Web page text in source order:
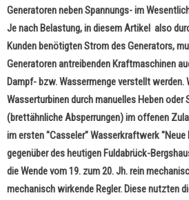
Generatoren neben Spannungs- im
Je nach Belastung, in diesem Artikel also
Kunden benötigten Strom des Generators,
Generatoren antreibenden Kraftmaschinen
Dampf- bzw. Wassermenge verstellt werden.
Wasserturbinen durch manuelles Heben oder
(brettähnliche Absperrungen) im offenen
im ersten "Casseler" Wasserkraftwerk "Neue
gegenüber des heutigen Fuldabrück-
die Wende vom 19. zum 20. Jh. rein
mechanisch wirkende Regler. Diese nutzten